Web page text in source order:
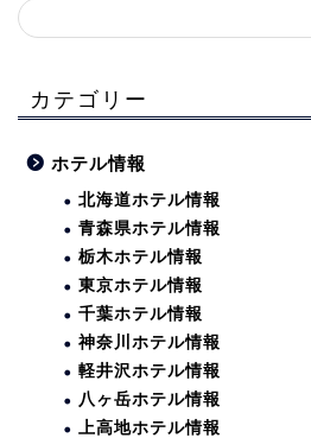
カテゴリー
ホテル情報
北海道ホテル情報
青森県ホテル情報
栃木ホテル情報
東京ホテル情報
千葉ホテル情報
神奈川ホテル情報
軽井沢ホテル情報
八ヶ岳ホテル情報
上高地ホテル情報